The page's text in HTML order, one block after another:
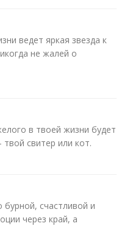
ведет яркая звезда к
не жалей о
в твоей жизни будет
свитер или кот.
бурной, счастливой и
через край, а